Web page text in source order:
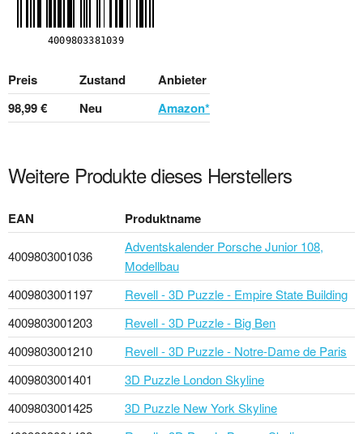
Preis Zustand
Anbieter
98,99 €
Neu Amazon*
Weitere Produkte dieses Herstellers
EAN Produktname
4009803001036
Adventskalender Porsche Junior 108,
Modellbau
4009803001197
Revell - 3D Puzzle - Empire State Building
4009803001203
Revell - 3D Puzzle - Big Ben
4009803001210
Revell - 3D Puzzle - Notre-Dame de Paris
4009803001401
3D Puzzle London Skyline
4009803001425
3D Puzzle New York Skyline